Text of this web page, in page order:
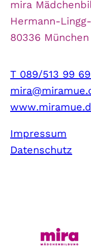
mira
Hermann-
80336 München
T 089/513 99
Impressum
Datenschutz